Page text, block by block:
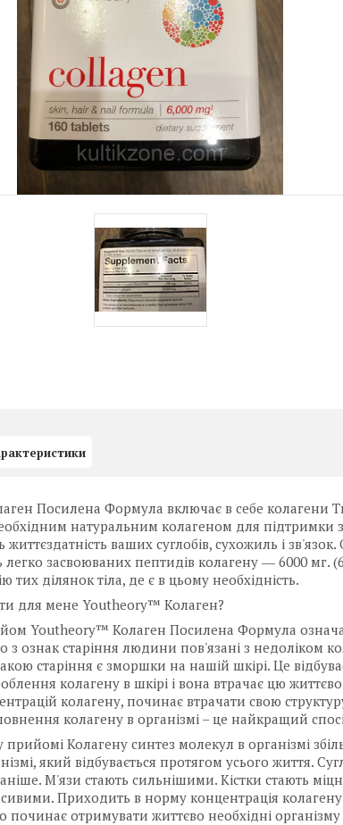
Посилена Формула включає в себе колагени
натуральним колагеном для підтримки
життєздатність ваших суглобів, сухожиль і
легко засвоюваних пептидів колагену ― 6000 мг.
тих ділянок тіла, де є в цьому необхідність.
для мене Youtheory™ Колаген?
Youtheory™ Колаген Посилена Формула
з ознак старіння людини пов'язані з недоліком
старіння є зморшки на нашій шкірі. Це
колагену в шкірі і вона втрачає цю
колагену, починає втрачати свою
колагену в організмі – це найкращий
Колагену синтез молекул в організмі
який відбувається протягом усього життя.
М'язи стають сильнішими. Кістки стають
Приходить в норму концентрація
починає отримувати життєво необхідні